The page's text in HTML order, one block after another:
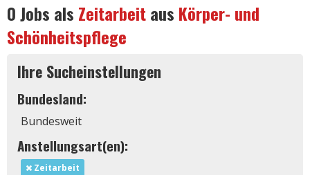
0Jobs als Zeitarbeitaus Körper- und
Schönheitspflege
Ihre Sucheinstellungen
Bundesland:
Bundesweit
Anstellungsart(en):
Zeitarbeit